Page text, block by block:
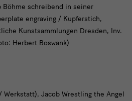
Böhme schreibend in seiner
engraving / Kupferstich,
Kunstsammlungen Dresden, Inv.
Herbert Boswank)
Werkstatt), Jacob Wrestling the Angel